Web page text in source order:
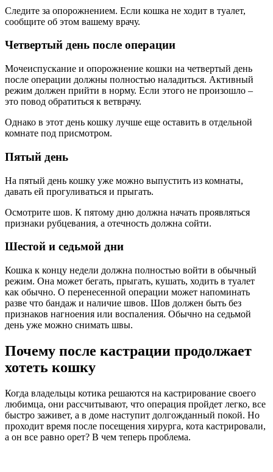
Следите за опорожнением. Если кошка не ходит в туалет,
сообщите об этом вашему врачу.
Четвертый день после операции
Мочеиспускание и опорожнение кошки на четвертый день
после операции должны полностью наладиться. Активный
режим должен прийти в норму. Если этого не произошло –
это повод обратиться к ветврачу.
Однако в этот день кошку лучше еще оставить в отдельной
комнате под присмотром.
Пятый день
На пятый день кошку уже можно выпустить из комнаты,
давать ей прогуливаться и прыгать.
Осмотрите шов. К пятому дню должна начать проявляться
признаки рубцевания, а отечность должна сойти.
Шестой и седьмой дни
Кошка к концу недели должна полностью войти в обычный
режим. Она может бегать, прыгать, кушать, ходить в туалет
как обычно. О перенесенной операции может напоминать
разве что бандаж и наличие швов. Шов должен быть без
признаков нагноения или воспаления. Обычно на седьмой
день уже можно снимать швы.
Почему после кастрации продолжает
хотеть кошку
Когда владельцы котика решаются на кастрирование своего
любимца, они рассчитывают, что операция пройдет легко, все
быстро заживет, а в доме наступит долгожданный покой. Но
проходит время после посещения хирурга, кота кастрировали,
а он все равно орет? В чем теперь проблема.